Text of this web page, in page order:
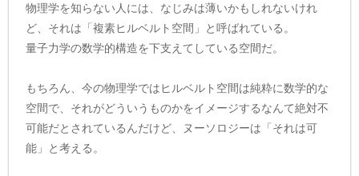
物理学を知らない人には、なじみは薄いかもしれないけれ
ど、それは「複素ヒルベルト空間」と呼ばれている。
量子力学の数学的構造を下支えてしている空間だ。
もちろん、今の物理学ではヒルベルト空間は純粋に数学的な
空間で、それがどういうものかをイメージするなんて絶対不
可能だとされているんだけど、ヌーソロジーは「それは可
能」と考える。